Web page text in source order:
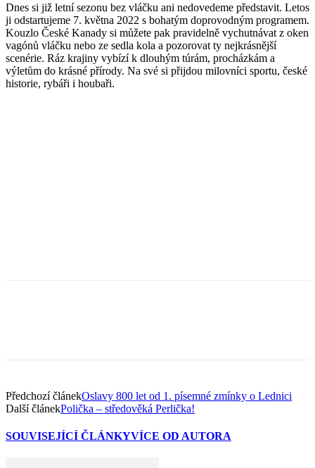
Dnes si již letní sezonu bez vláčku ani nedovedeme představit. Letos
ji odstartujeme 7. května 2022 s bohatým doprovodným programem.
Kouzlo České Kanady si můžete pak pravidelně vychutnávat z oken
vagónů vláčku nebo ze sedla kola a pozorovat ty nejkrásnější
scenérie. Ráz krajiny vybízí k dlouhým túrám, procházkám a
výletům do krásné přírody. Na své si přijdou milovníci sportu, české
historie, rybáři i houbaři.
Předchozí článekOslavy 800 let od 1. písemné zmínky o Lednici
Další článekPolička – středověká Perlička!
SOUVISEJÍCÍ ČLÁNKYVÍCE OD AUTORA